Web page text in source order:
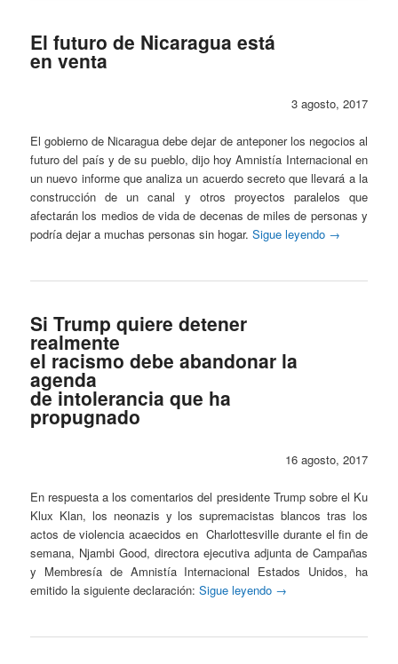
El futuro de Nicaragua está
en venta
3 agosto, 2017
El gobierno de Nicaragua debe dejar de anteponer los negocios al
futuro del país y de su pueblo, dijo hoy Amnistía Internacional en
un nuevo informe que analiza un acuerdo secreto que llevará a la
construcción de un canal y otros proyectos paralelos que
afectarán los medios de vida de decenas de miles de personas y
podría dejar a muchas personas sin hogar.Sigue leyendo →
Si Trump quiere detener
realmente
el racismo debe abandonar la
agenda
de intolerancia que ha
propugnado
16 agosto, 2017
En respuesta a los comentarios del presidente Trump sobre el Ku
Klux Klan, los neonazis y los supremacistas blancos tras los
actos de violencia acaecidos en Charlottesville durante el fin de
semana, Njambi Good, directora ejecutiva adjunta de Campañas
y Membresía de Amnistía Internacional Estados Unidos, ha
emitido la siguiente declaración:Sigue leyendo →